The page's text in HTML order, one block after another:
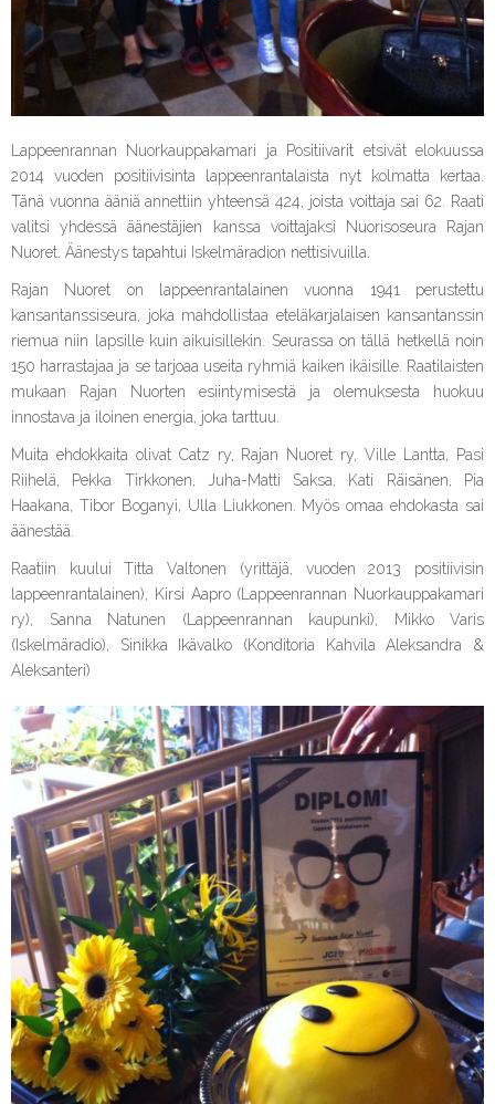
Lappeenrannan Nuorkauppakamari ja Positiivarit etsivät elokuussa
2014 vuoden positiivisinta lappeenrantalaista nyt kolmatta kertaa.
Tänä vuonna ääniä annettiin yhteensä 424, joista voittaja sai 62. Raati
valitsi yhdessä äänestäjien kanssa voittajaksi Nuorisoseura Rajan
Nuoret. Äänestys tapahtui Iskelmäradion nettisivuilla.
Rajan Nuoret on lappeenrantalainen vuonna 1941 perustettu
kansantanssiseura, joka mahdollistaa eteläkarjalaisen kansantanssin
riemua niin lapsille kuin aikuisillekin. Seurassa on tällä hetkellä noin
150 harrastajaa ja se tarjoaa useita ryhmiä kaiken ikäisille. Raatilaisten
mukaan Rajan Nuorten esiintymisestä ja olemuksesta huokuu
innostava ja iloinen energia, joka tarttuu.
Muita ehdokkaita olivat Catz ry, Rajan Nuoret ry, Ville Lantta, Pasi
Riihelä, Pekka Tirkkonen, Juha-Matti Saksa, Kati Räisänen, Pia
Haakana, Tibor Boganyi, Ulla Liukkonen. Myös omaa ehdokasta sai
äänestää.
Raatiin kuului Titta Valtonen (yrittäjä, vuoden 2013 positiivisin
lappeenrantalainen), Kirsi Aapro (Lappeenrannan Nuorkauppakamari
ry), Sanna Natunen (Lappeenrannan kaupunki), Mikko Varis
(Iskelmäradio), Sinikka Ikävalko (Konditoria Kahvila Aleksandra &
Aleksanteri)